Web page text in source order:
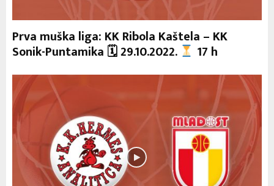
Prva muška liga: KK Ribola Kaštela – KK
Sonik-Puntamika 🗓 29.10.2022. 17 h